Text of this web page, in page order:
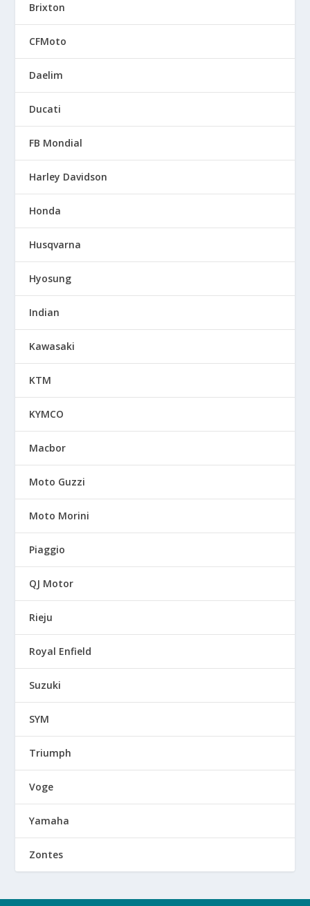
Brixton
CFMoto
Daelim
Ducati
FB Mondial
Harley Davidson
Honda
Husqvarna
Hyosung
Indian
Kawasaki
KTM
KYMCO
Macbor
Moto Guzzi
Moto Morini
Piaggio
QJ Motor
Rieju
Royal Enfield
Suzuki
SYM
Triumph
Voge
Yamaha
Zontes